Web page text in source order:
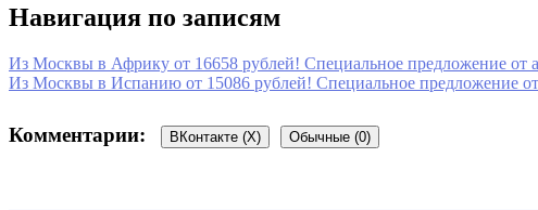
Навигация по записям
Из Москвы в Африку от 16658 рублей! Специальное предложение от
Из Москвы в Испанию от 15086 рублей! Специальное предложение
Комментарии: ВКонтакте (X) Обычные (0)